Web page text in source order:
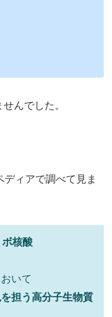
んでした。
ィアで調べて見ま
核酸
いて
担う高分子生物質